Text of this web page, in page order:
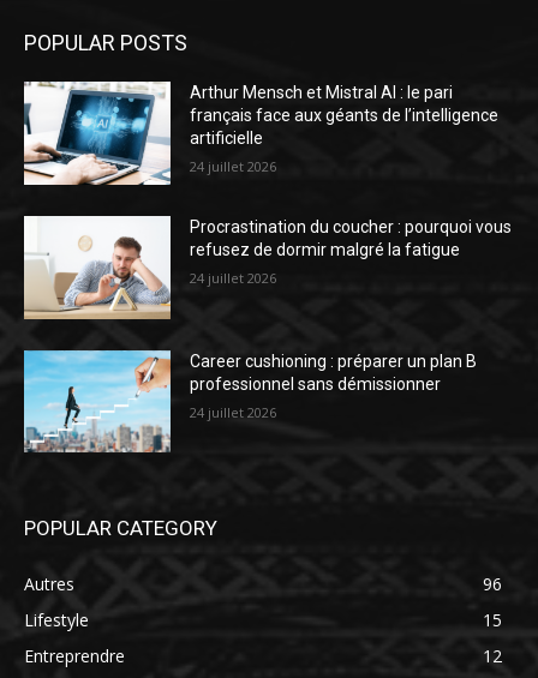
POPULAR POSTS
Arthur Mensch et Mistral AI : le pari
français face aux géants de l’intelligence
artificielle
24 juillet 2026
Procrastination du coucher : pourquoi vous
refusez de dormir malgré la fatigue
24 juillet 2026
Career cushioning : préparer un plan B
professionnel sans démissionner
24 juillet 2026
POPULAR CATEGORY
Autres
96
Lifestyle
15
Entreprendre
12